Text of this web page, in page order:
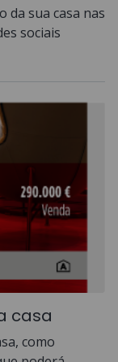
da sua casa nas
sociais
casa
como